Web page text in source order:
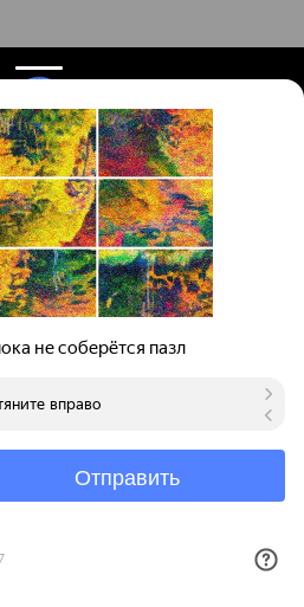
О проекте
Помощь
Карта сайта
поиска запчастей,
Все права защищены